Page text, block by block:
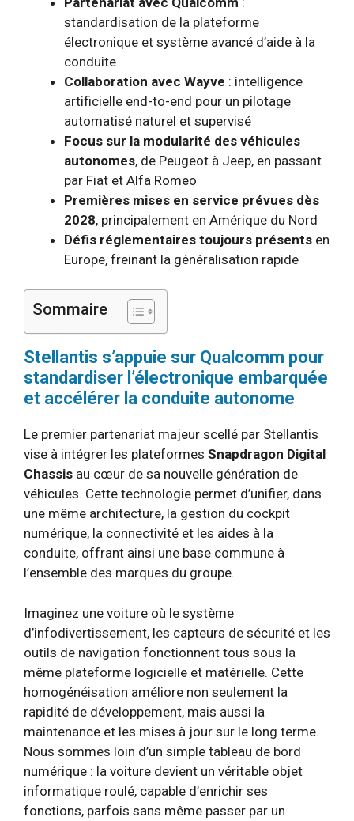
standardisation de la plateforme
électronique et système avancé d’aide à la
conduite
Collaboration avec Wayve : intelligence
artificielle end-to-end pour un pilotage
automatisé naturel et supervisé
Focus sur la modularité des véhicules
autonomes, de Peugeot à Jeep, en passant
par Fiat et Alfa Romeo
Premières mises en service prévues dès
2028, principalement en Amérique du Nord
Défis réglementaires toujours présents en
Europe, freinant la généralisation rapide
Sommaire
Stellantis s’appuie sur Qualcomm pour
standardiser l’électronique embarquée
et accélérer la conduite autonome
Le premier partenariat majeur scellé par Stellantis
vise à intégrer les plateformes Snapdragon Digital
Chassis au cœur de sa nouvelle génération de
véhicules. Cette technologie permet d’unifier, dans
une même architecture, la gestion du cockpit
numérique, la connectivité et les aides à la
conduite, offrant ainsi une base commune à
l’ensemble des marques du groupe.
Imaginez une voiture où le système
d’infodivertissement, les capteurs de sécurité et les
outils de navigation fonctionnent tous sous la
même plateforme logicielle et matérielle. Cette
homogénéisation améliore non seulement la
rapidité de développement, mais aussi la
maintenance et les mises à jour sur le long terme.
Nous sommes loin d’un simple tableau de bord
numérique : la voiture devient un véritable objet
informatique roulé, capable d’enrichir ses
fonctions, parfois sans même passer par un